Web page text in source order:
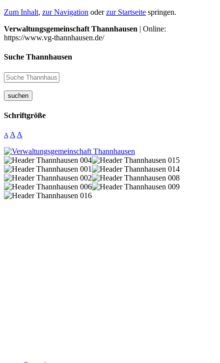
Zum Inhalt, zur Navigation oderzur Startseite springen.
Verwaltungsgemeinschaft Thannhausen | Online:
https://www.vg-thannhausen.de/
Suche Thannhausen
suchen
Schriftgröße
A A A